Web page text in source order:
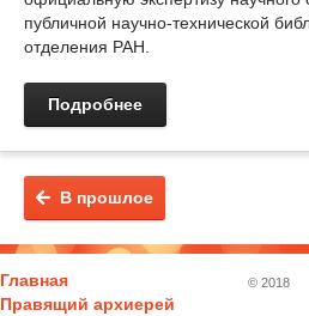
публичной научно-технической
отделения РАН.
Подробнее
В прошлое
Главная
Правящий архиерей
© 2018